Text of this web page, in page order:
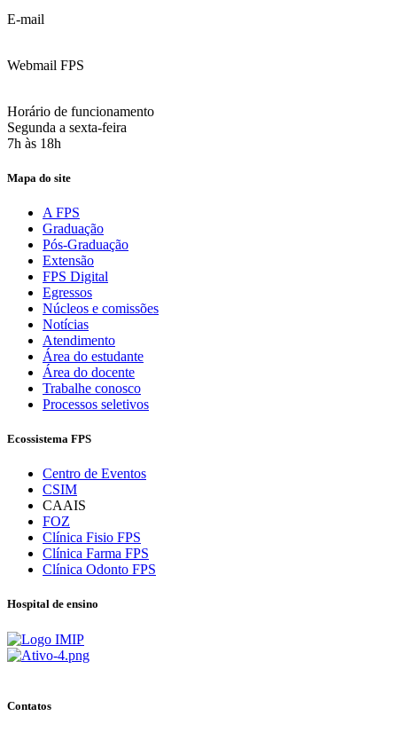
E-mail
Webmail FPS
Horário de funcionamento
Segunda a sexta-feira
7h às 18h
Mapa do site
A FPS
Graduação
Pós-Graduação
Extensão
FPS Digital
Egressos
Núcleos e comissões
Notícias
Atendimento
Área do estudante
Área do docente
Trabalhe conosco
Processos seletivos
Ecossistema FPS
Centro de Eventos
CSIM
CAAIS
FOZ
Clínica Fisio FPS
Clínica Farma FPS
Clínica Odonto FPS
Hospital de ensino
Contatos